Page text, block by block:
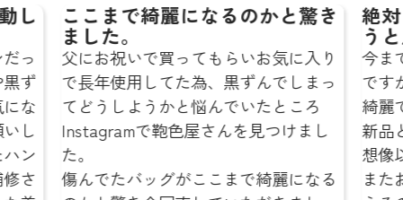
まで綺麗になるのかと驚き
お祝いで買ってもらいお気に入り
年使用してた為、黒ずんでしまっ
うしようかと悩んでいたところ
で鞄色屋さんを見つけまし
でたバッグがここまで綺麗になる
絶対に鞄色
うと思いま
今までも鞄を修
ですが、どこの
綺麗でびっくり
新品と変わらな
想像以上でした
またお気に入り